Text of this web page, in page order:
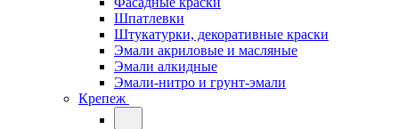
Шпатлевки
Штукатурки, декоративные краски
Эмали акриловые и масляные
Эмали алкидные
Эмали-нитро и грунт-эмали
Крепеж